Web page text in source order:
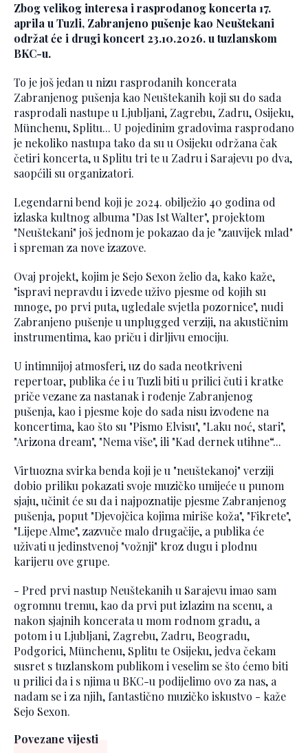
Zbog velikog interesa i rasprodanog koncerta 17.
aprila u Tuzli, Zabranjeno pušenje kao Neuštekani
održat će i drugi koncert 23.10.2026. u tuzlanskom
BKC-u.
To je još jedan u nizu rasprodanih koncerata
Zabranjenog pušenja kao Neuštekanih koji su do sada
rasprodali nastupe u Ljubljani, Zagrebu, Zadru, Osijeku,
Münchenu, Splitu... U pojedinim gradovima rasprodano
je nekoliko nastupa tako da su u Osijeku održana čak
četiri koncerta, u Splitu tri te u Zadru i Sarajevu po dva,
saopćili su organizatori.
Legendarni bend koji je 2024. obilježio 40 godina od
izlaska kultnog albuma "Das Ist Walter", projektom
"Neuštekani" još jednom je pokazao da je "zauvijek mlad"
i spreman za nove izazove.
Ovaj projekt, kojim je Sejo Sexon želio da, kako kaže,
"ispravi nepravdu i izvede uživo pjesme od kojih su
mnoge, po prvi puta, ugledale svjetla pozornice", nudi
Zabranjeno pušenje u unplugged verziji, na akustičnim
instrumentima, kao priču i dirljivu emociju.
U intimnijoj atmosferi, uz do sada neotkriveni
repertoar, publika će i u Tuzli biti u prilici čuti i kratke
priče vezane za nastanak i rođenje Zabranjenog
pušenja, kao i pjesme koje do sada nisu izvođene na
koncertima, kao što su "Pismo Elvisu", "Laku noć, stari",
"Arizona dream", "Nema više", ili "Kad dernek utihne“...
Virtuozna svirka benda koji je u "neuštekanoj" verziji
dobio priliku pokazati svoje muzičko umijeće u punom
sjaju, učinit će su da i najpoznatije pjesme Zabranjenog
pušenja, poput "Djevojčica kojima miriše koža", "Fikrete",
"Lijepe Alme", zazvuče malo drugačije, a publika će
uživati u jedinstvenoj "vožnji" kroz dugu i plodnu
karijeru ove grupe.
- Pred prvi nastup Neuštekanih u Sarajevu imao sam
ogromnu tremu, kao da prvi put izlazim na scenu, a
nakon sjajnih koncerata u mom rodnom gradu, a
potom i u Ljubljani, Zagrebu, Zadru, Beogradu,
Podgorici, Münchenu, Splitu te Osijeku, jedva čekam
susret s tuzlanskom publikom i veselim se što ćemo biti
u prilici da i s njima u BKC-u podijelimo ovo za nas, a
nadam se i za njih, fantastično muzičko iskustvo - kaže
Sejo Sexon.
Povezane vijesti